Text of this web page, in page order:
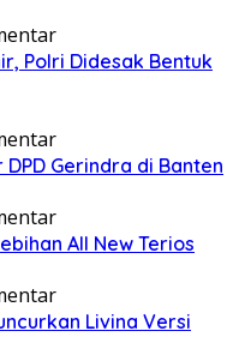
Polri Didesak Bentuk
Gerindra di Banten
All New Terios
Livina Versi